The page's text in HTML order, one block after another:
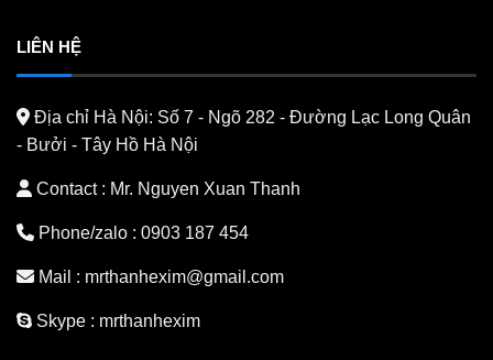
LIÊN HỆ
Địa chỉ Hà Nội: Số 7 - Ngõ 282 - Đường Lạc Long Quân
- Bưởi - Tây Hồ Hà Nội
Contact : Mr. Nguyen Xuan Thanh
Phone/zalo : 0903 187 454
Mail : mrthanhexim@gmail.com
Skype : mrthanhexim